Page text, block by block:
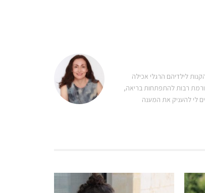
לילדיהם הרגלי אכילה
תורמת רבות להתפתחות בריאה,
לי להעניק את המענה